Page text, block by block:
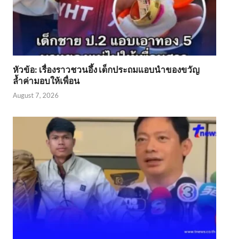
หัวข้อ: เรื่องราวชวนอึ้ง เด็กประถมแอบนำของขวัญ
ล้ำค่ามอบให้เพื่อน
August 7, 2026